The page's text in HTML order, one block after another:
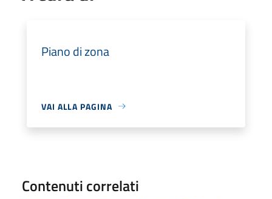
Piano di zona
VAI ALLA PAGINA
Contenuti correlati